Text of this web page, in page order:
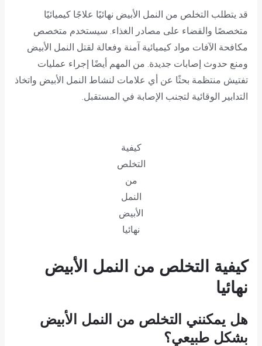
قد يتطلب التخلص من النمل الأبيض نهائيًا علاجًا كيميائيًا
متخصصًا والقضاء على مصادر الغذاء. سيستخدم متخصص
مكافحة الآفات مواد كيميائية آمنة وفعالة لقتل النمل الأبيض
ومنع حدوث إصابات جديدة. من المهم أيضًا إجراء عمليات
تفتيش منتظمة بحثًا عن أي علامات لنشاط النمل الأبيض واتخاذ
التدابير الوقائية لتجنب الإصابة في المستقبل.
كيفية
التخلص
من
النمل
الأبيض
نهائيا
كيفية التخلص من النمل الأبيض
نهائيا
هل يمكنني التخلص من النمل الأبيض
بشكل طبيعي؟